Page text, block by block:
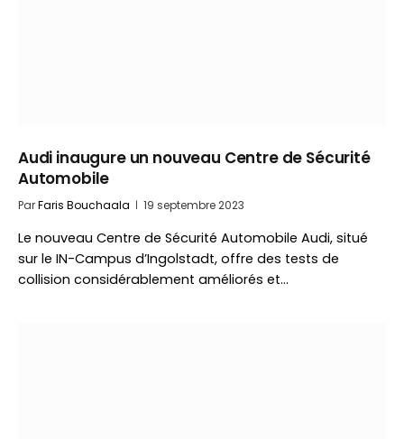
Audi inaugure un nouveau Centre de Sécurité
Automobile
ParFaris Bouchaala 19 septembre 2023
Le nouveau Centre de Sécurité Automobile Audi, situé
sur le IN-Campus d’Ingolstadt, offre des tests de
collision considérablement améliorés et…